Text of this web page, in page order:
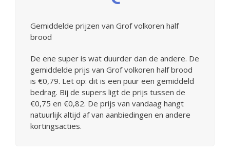
Gemiddelde prijzen van Grof volkoren half
brood
De ene super is wat duurder dan de andere. De
gemiddelde prijs van Grof volkoren half brood
is €0,79. Let op: dit is een puur een gemiddeld
bedrag. Bij de supers ligt de prijs tussen de
€0,75 en €0,82. De prijs van vandaag hangt
natuurlijk altijd af van aanbiedingen en andere
kortingsacties.